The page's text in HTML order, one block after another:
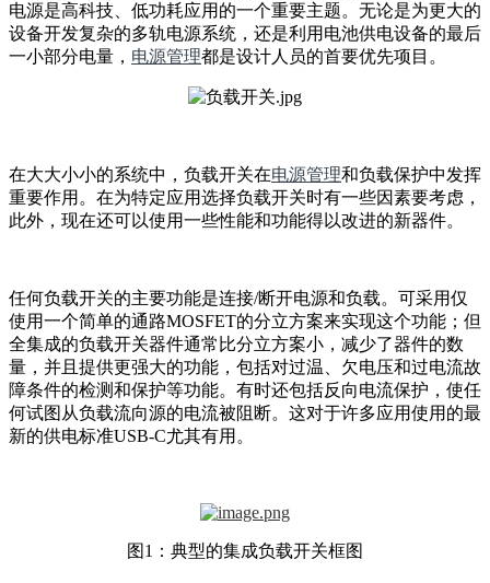
电源是高科技、低功耗应用的一个重要主题。无论是为更大的
设备开发复杂的多轨电源系统，还是利用电池供电设备的最后
一小部分电量， 电源管理都是设计人员的首要优先项目。
在大大小小的系统中，负载开关在电源管理和负载保护中发挥
重要作用。在为特定应用选择负载开关时有一些因素要考虑，
此外，现在还可以使用一些性能和功能得以改进的新器件。
任何负载开关的主要功能是连接/断开电源和负载。可采用仅
使用一个简单的通路MOSFET的分立方案来实现这个功能；但
全集成的负载开关器件通常比分立方案小，减少了器件的数
量，并且提供更强大的功能，包括对过温、欠电压和过电流故
障条件的检测和保护等功能。有时还包括反向电流保护，使任
何试图从负载流向源的电流被阻断。这对于许多应用使用的最
新的供电标准USB-C尤其有用。
图1：典型的集成负载开关框图